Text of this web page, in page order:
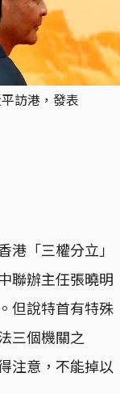
訪港，發表
港「三權分立」
聯辦主任張曉明
但說特首有特殊
三個機關之
注意，不能掉以